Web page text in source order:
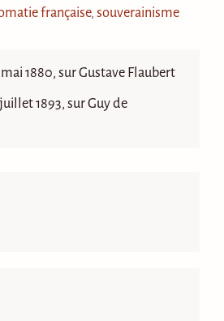
française,souverainisme
1880, sur Gustave Flaubert
1893, sur Guy de